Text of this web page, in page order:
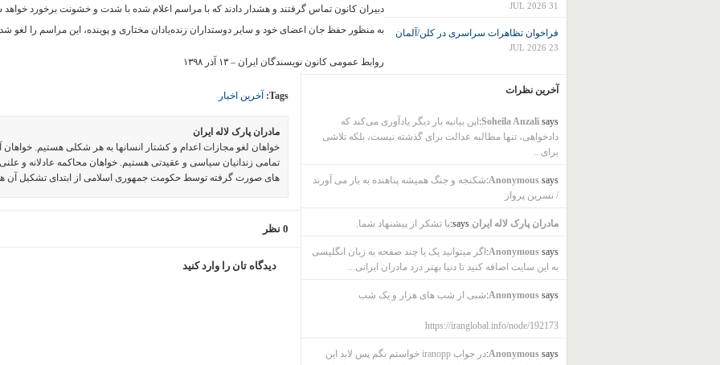
دبیران کانون تماس گرفتند و هشدار دادند که با مراسم اعلام شده با شدت و خشونت برخورد خواهد
به منظور حفظ جان اعضای خود و سایر دوستداران زنده‌یادان مختاری و پوینده، این مراسم را لغو
روابط عمومی کانون نویسندگان ایران – ۱۳ آذر ۱۳۹۸
Tags: آخرین اخبار
مادران پارک لاله ایران
خواهان لغو مجازات اعدام و کشتار انسانها به هر شکلی هستیم.
تمامی زندانیان سیاسی و عقیدتی هستیم. خواهان محاکمه عادلانه و
های صورت گرفته توسط حکومت جمهوری اسلامی از ابتدای تشکیل آن
0 نظر
دیدگاه تان را وارد کنید
31 JUL 2026
فراخوان تظاهرات سراسری در کلن/آلمان
23 JUL 2026
آخرین نظرات
Soheila Anzalisays:
این بیانیه بار دیگر یادآوری می‌کند که
دادخواهی، تنها مطالبه عدالت برای گذشته نیست، بلکه تلاشی
برای...
Anonymoussays:
شکنجه و جنگ همیشه پناهنده به بار می آورند
/ نسرین پرواز
مادران پارک لاله ایران says: با تشکر از پیشنهاد شما.
Anonymoussays:
اگر میتوانید یک یا چند صفحه به زبان انگلیسی
به این سایت اضافه کنید تا دنیا بهتر درد مادران ایرانی...
Anonymoussays: شبی از شب های هزار و یک شب
https://iranglobal.info/node/192173
Anonymoussays:
در جواب iranopp خواستم بگم پس لابد این